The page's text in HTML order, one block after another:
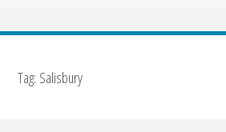
Tag: Salisbury